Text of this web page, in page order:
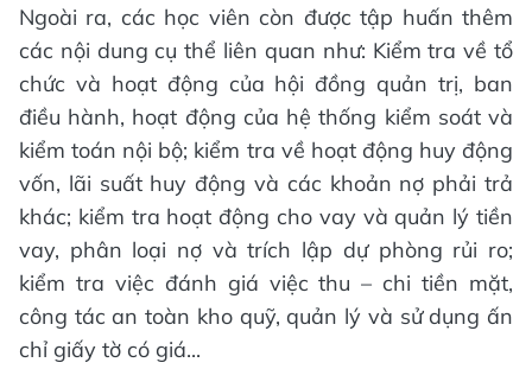
Ngoài ra, các học viên còn được tập huấn thêm
các nội dung cụ thể liên quan như: Kiểm tra về tổ
chức và hoạt động của hội đồng quản trị, ban
điều hành, hoạt động của hệ thống kiểm soát và
kiểm toán nội bộ; kiểm tra về hoạt động huy động
vốn, lãi suất huy động và các khoản nợ phải trả
khác; kiểm tra hoạt động cho vay và quản lý tiền
vay, phân loại nợ và trích lập dự phòng rủi ro;
kiểm tra việc đánh giá việc thu – chi tiền mặt,
công tác an toàn kho quỹ, quản lý và sử dụng ấn
chỉ giấy tờ có giá...